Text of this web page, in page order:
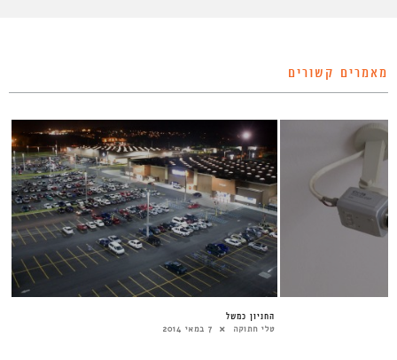
מאמרים קשורים
החניון כמשל
טלי חתוקה 7 במאי 2014